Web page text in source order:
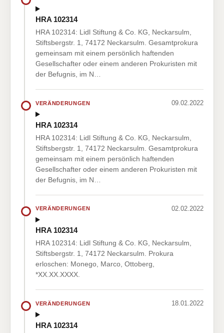
HRA 102314
HRA 102314: Lidl Stiftung & Co. KG, Neckarsulm,
Stiftsbergstr. 1, 74172 Neckarsulm. Gesamtprokura
gemeinsam mit einem persönlich haftenden
Gesellschafter oder einem anderen Prokuristen mit
der Befugnis, im N…
VERÄNDERUNGEN 09.02.2022
HRA 102314
HRA 102314: Lidl Stiftung & Co. KG, Neckarsulm,
Stiftsbergstr. 1, 74172 Neckarsulm. Gesamtprokura
gemeinsam mit einem persönlich haftenden
Gesellschafter oder einem anderen Prokuristen mit
der Befugnis, im N…
VERÄNDERUNGEN 02.02.2022
HRA 102314
HRA 102314: Lidl Stiftung & Co. KG, Neckarsulm,
Stiftsbergstr. 1, 74172 Neckarsulm. Prokura
erloschen: Monego, Marco, Ottoberg,
*XX.XX.XXXX.
VERÄNDERUNGEN 18.01.2022
HRA 102314